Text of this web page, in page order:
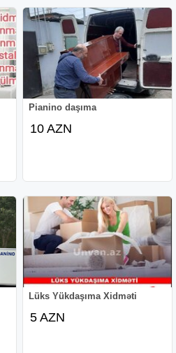
Pianino daşıma
10 AZN
Lüks Yükdaşıma Xidməti
5 AZN